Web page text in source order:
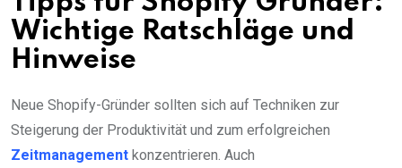
Wichtige Ratschläge und
Hinweise
Neue Shopify-Gründer sollten sich auf Techniken zur
Steigerung der Produktivität und zum erfolgreichen
Zeitmanagement konzentrieren. Auch